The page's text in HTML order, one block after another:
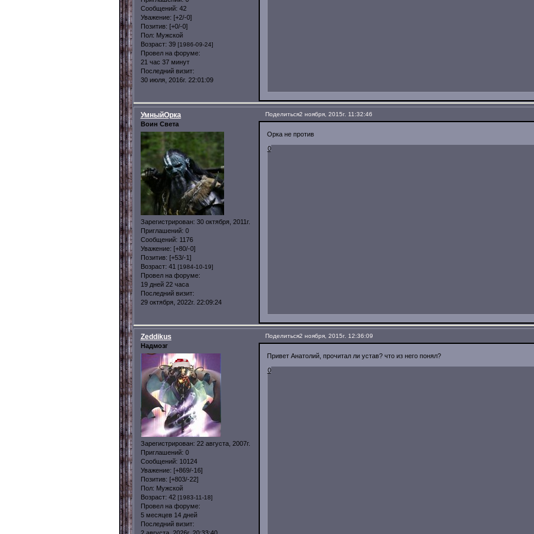
Сообщений: 42
Уважение: [+2/-0]
Позитив: [+0/-0]
Пол: Мужской
Возраст: 39 [1986-09-24]
Провел на форуме:
21 час 37 минут
Последний визит:
30 июля, 2016г. 22:01:09
Поделиться2 ноября, 2015г. 11:32:46
УмныйОрка
Воин Света
Зарегистрирован: 30 октября, 2011г.
Приглашений: 0
Сообщений: 1176
Уважение: [+80/-0]
Позитив: [+53/-1]
Возраст: 41 [1984-10-19]
Провел на форуме:
19 дней 22 часа
Последний визит:
29 октября, 2022г. 22:09:24
Орка не против
0
Поделиться2 ноября, 2015г. 12:36:09
Zeddikus
Надмозг
Зарегистрирован: 22 августа, 2007г.
Приглашений: 0
Сообщений: 10124
Уважение: [+869/-16]
Позитив: [+803/-22]
Пол: Мужской
Возраст: 42 [1983-11-18]
Провел на форуме:
5 месяцев 14 дней
Последний визит:
Привет Анатолий, прочитал ли устав? что из него понял?
0